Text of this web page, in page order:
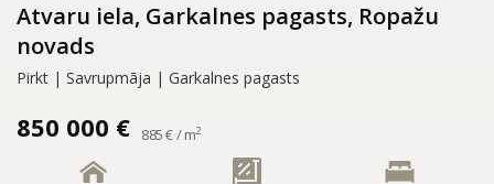
Atvaru iela, Garkalnes pagasts, Ropažu
novads
Pirkt | Savrupmāja | Garkalnes pagasts
850 000 € 885 € / m2